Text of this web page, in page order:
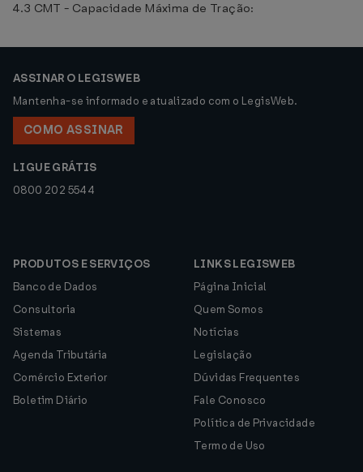
4.3 CMT - Capacidade Máxima de Tração:
ASSINAR O LEGISWEB
Mantenha-se informado e atualizado com o LegisWeb.
COMO ASSINAR
LIGUE GRÁTIS
0800 202 5544
PRODUTOS E SERVIÇOS
Banco de Dados
Consultoria
Sistemas
Agenda Tributária
Comércio Exterior
Boletim Diário
LINKS LEGISWEB
Página Inicial
Quem Somos
Notícias
Legislação
Dúvidas Frequentes
Fale Conosco
Política de Privacidade
Termo de Uso